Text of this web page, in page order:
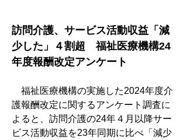
訪問介護、サービス活動収益「減
少した」４割超　福祉医療機構24
年度報酬改定アンケート
福祉医療機構の実施した2024年度介
護報酬改定に関するアンケート調査に
よると、訪問介護の24年４月以降サー
ビス活動収益を23年同期に比べ「減少